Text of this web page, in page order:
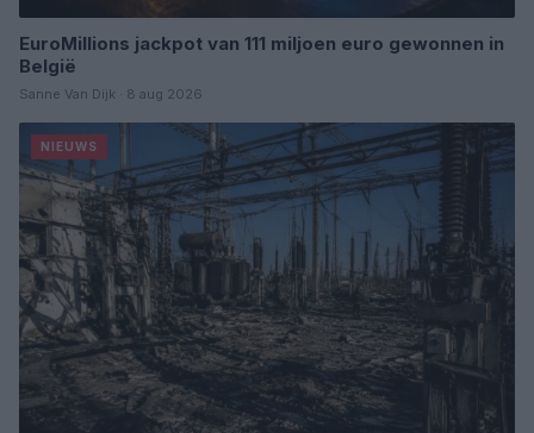
EuroMillions jackpot van 111 miljoen euro gewonnen in
België
Sanne Van Dijk · 8 aug 2026
NIEUWS